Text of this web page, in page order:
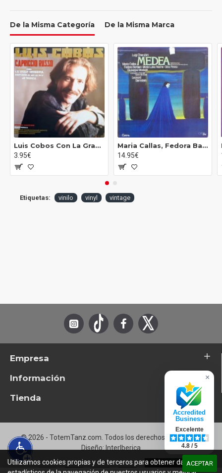
B1 Tema: Andante Con Variazioni
B2 Scherzo: Allegro Molto E Vivace
B3 Andante Con Molto Alla Marcia-Presto
Fuga Para Quinteto de Cuerda En Re Mayor, Op.137
B4 Allegretto
De la Misma Categoría De la Misma Marca
Luis Cobos Con La Gran Orquesta Sinfonica De La RTV De Moscu - Capriccio Russo (LP)
3.95€
Maria Callas, Fedora Barbieri, Maria Luisa Nache, Gino Penno, Giuseppe Modesti, Orchestra E Coro Del Teatro Alla Scala, Leonard Bernstein - Medea (3xLP - Box Set)
14.95€
Etiquetas: vinilo vinyl vintage
Empresa
Información
Tienda
© 2026 - TotemTanz.com. Todos los derechos reservados
Diseño: InterIberica
ACEPTAR
Utilizamos cookies propias y de terceros para obtener datos
×
Accredited
Business
Excelente
4.8 / 5